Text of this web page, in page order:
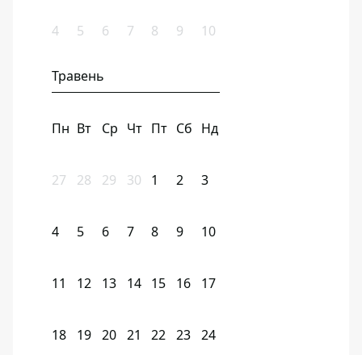
4 5 6 7 8 9 10
Травень
Пн Вт Ср Чт Пт Сб Нд
27 28 29 30 1 2 3
4 5 6 7 8 9 10
11 12 13 14 15 16 17
18 19 20 21 22 23 24